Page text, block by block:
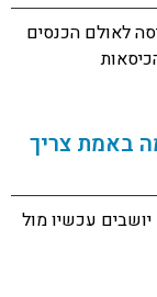
לאולם הכנסים
באמת צריך
עכשיו מול